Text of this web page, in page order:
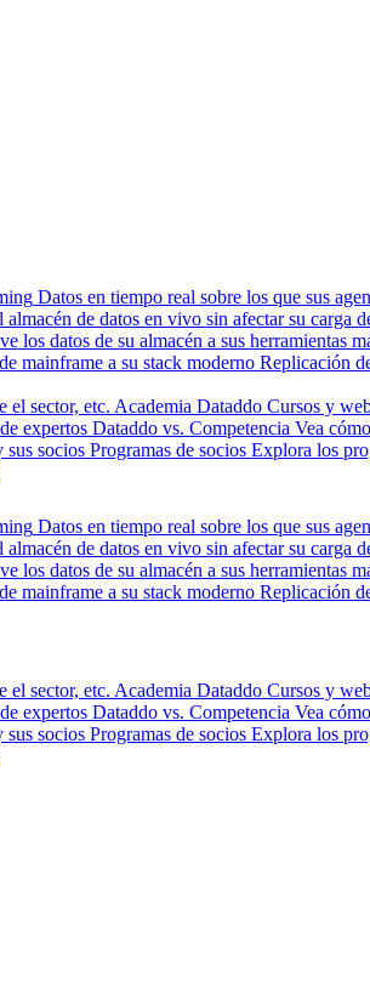
Datos en tiempo real sobre los que sus
almacén de datos en vivo sin afectar su carga
los datos de su almacén a sus herramientas
mainframe a su stack moderno Replicación
el sector, etc. Academia Dataddo Cursos y
expertos Dataddo vs. Competencia Vea
sus socios Programas de socios Explora los
Datos en tiempo real sobre los que sus
almacén de datos en vivo sin afectar su carga
los datos de su almacén a sus herramientas
mainframe a su stack moderno Replicación
el sector, etc. Academia Dataddo Cursos y
expertos Dataddo vs. Competencia Vea
sus socios Programas de socios Explora los